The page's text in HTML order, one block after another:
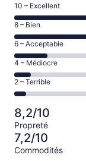
Note
de 10
–
Excellent,
d’après
294 avis
sur 727.
10 – Excellent
Note
de 8
–
Bien,
d’après
242 avis
sur 727.
8 – Bien
Note
de 6
–
Acceptable,
d’après
sur 727.
6 – Acceptable
Note
de 4
–
Médiocre,
d’après
53 avis
sur 727.
4 – Médiocre
Note
de 2
–
Terrible,
d’après
39 avis
sur 727.
2 – Terrible
8,2/10
Propreté
7,2/10
Commodités